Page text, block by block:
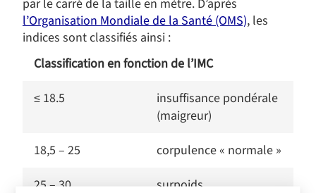
par le carré de la taille en mètre. D’après
l’Organisation Mondiale de la Santé (OMS), les
indices sont classifiés ainsi :
Classification en fonction de l’IMC
≤ 18.5
insuffisance pondérale
(maigreur)
18,5 – 25
corpulence « normale »
25 – 30
surpoids